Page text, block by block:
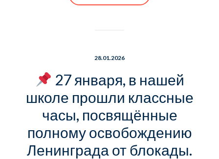
28.01.2026
27 января, в нашей
школе прошли классные
часы, посвящённые
полному освобождению
Ленинграда от блокады.